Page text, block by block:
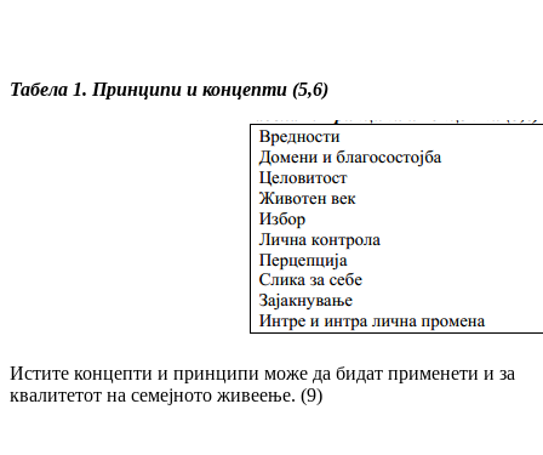
Табела 1. Принципи и концепти (5,6)
Истите концепти и принципи може да бидат при­менети и за
квалитетот на семејното жи­вее­ње. (9)